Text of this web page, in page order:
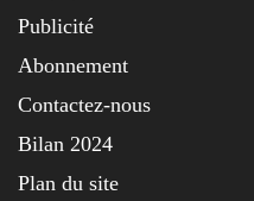
Publicité
Abonnement
Contactez-nous
Bilan 2024
Plan du site